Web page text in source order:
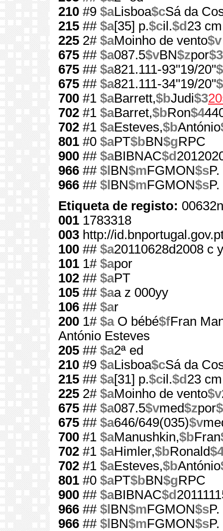
210 #9 $aLisboa$cSá da
215 ## $a[35] p.$cil.$d 23 cm
225 2# $aMoinho de vento$v
675 ## $a087.5$vBN$zpor$3
675 ## $a821.111-93"19/20"
675 ## $a821.111-34"19/20"
700 #1 $aBarrett,$bJudi$3
702 #1 $aBarret,$bRon$4
702 #1 $aEsteves,$bAntónio
801 #0 $aPT$bBN$gRPC
900 ## $aBIBNAC$d
966 ## $l BN$mFGMON$s
966 ## $l BN$mFGMON$s
Etiqueta de registo:
001 1783318
003 http://
100 ## $a20110628d2008 c
101 1# $apor
102 ## $aPT
105 ## $aa z 000yy
106 ## $ar
200 1# $aO bébé$fFran
António Esteves
205 ## $a2ª ed
210 #9 $aLisboa$cSá da
215 ## $a[31] p.$cil.$d 23 cm
225 2# $aMoinho de vento$v
675 ## $a087.5$vmed$zpor
675 ## $a646/649(035)$v
700 #1 $aManushkin,$bFran
702 #1 $aHimler,$bRonald
702 #1 $aEsteves,$bAntónio
801 #0 $aPT$bBN$gRPC
900 ## $aBIBNAC$d
966 ## $l BN$mFGMON$s
966 ## $l BN$mFGMON$s